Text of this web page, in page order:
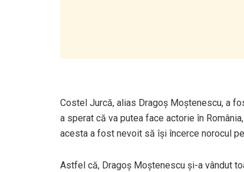
Costel Jurcă, alias Dragoș Moștenescu, a
a sperat că va putea face actorie în
acesta a fost nevoit să își încerce norocul
Astfel că, Dragoș Moștenescu și-a vândut